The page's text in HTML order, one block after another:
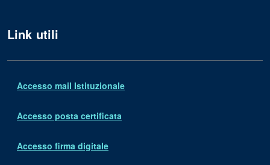
Link utili
Accesso mail Istituzionale
Accesso posta certificata
Accesso firma digitale